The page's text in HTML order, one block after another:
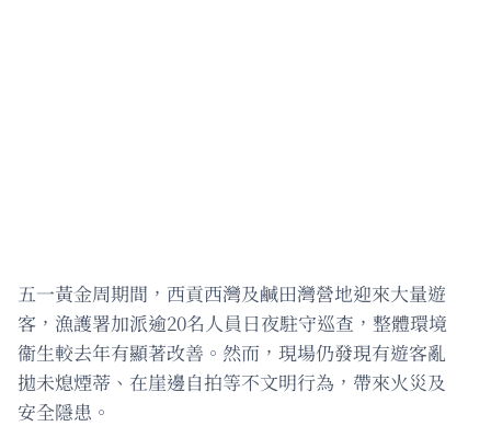
五一黃金周期間，西貢西灣及鹹田灣營地迎來大量遊
客，漁護署加派逾20名人員日夜駐守巡查，整體環境
衞生較去年有顯著改善。然而，現場仍發現有遊客亂
拋未熄煙蒂、在崖邊自拍等不文明行為，帶來火災及
安全隱患。